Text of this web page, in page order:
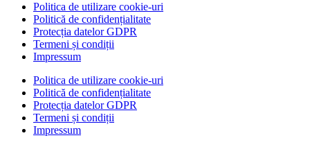
Politica de utilizare cookie-uri
Politică de confidențialitate
Protecția datelor GDPR
Termeni și condiții
Impressum
Politica de utilizare cookie-uri
Politică de confidențialitate
Protecția datelor GDPR
Termeni și condiții
Impressum